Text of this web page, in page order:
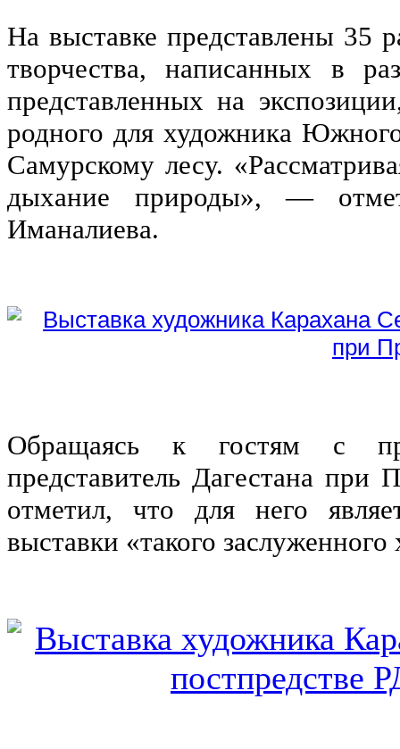
На выставке представлены 35
творчества, написанных в
представленных на
родного для художника
Самурскому лесу.
дыхание природы», —
Иманалиева.
Обращаясь к гостям с
представитель Дагестана при
отметил, что для него
выставки «такого